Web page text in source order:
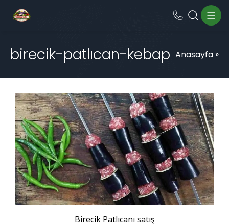
birecik-patlıcan-kebap Anasayfa »
Birecik Patlıcanı satış